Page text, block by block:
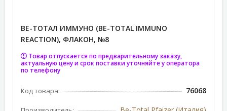
ВЕ-ТОТАЛ ИММУНО (BE-TOTAL IMMUNO
REACTION), ФЛАКОН, №8
Товар отпускается по предварительному заказу,
актуальную цену и срок поставки уточняйте у оператора
по телефону
Код товара: 76068